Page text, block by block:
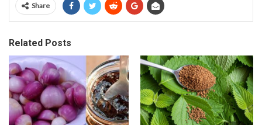
Share
Related Posts